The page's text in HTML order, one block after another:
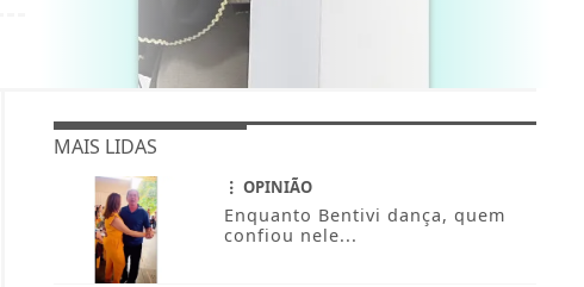
MAIS LIDAS
OPINIÃO
Enquanto Bentivi dança, quem
confiou nele...